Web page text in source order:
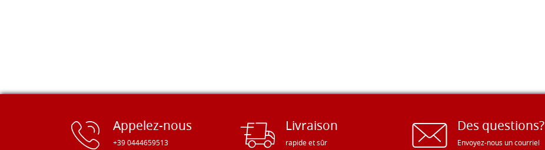
Appelez-nous
+39 0444659513
Livraison
rapide et sûr
Des questions?
Envoyez-nous un courriel